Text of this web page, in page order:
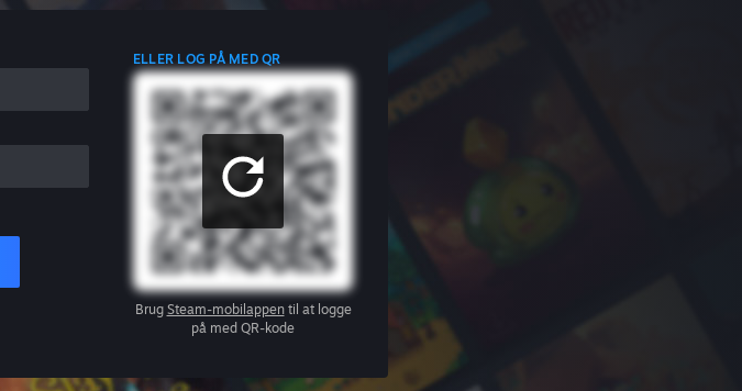
ELLER LOG PÅ MED QR
Brug Steam-mobilappentil at logge
på med QR-kode